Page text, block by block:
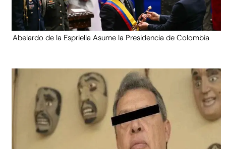
Abelardo de la Espriella Asume la Presidencia de Colombia